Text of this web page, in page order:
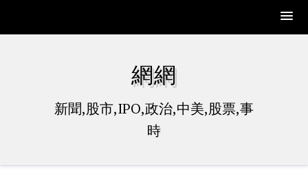
網網
新聞,股市,IPO,政治,中美,股票,事
時